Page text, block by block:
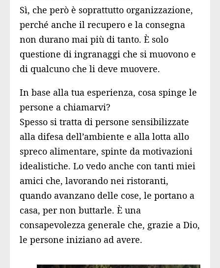
Sì, che però è soprattutto organizzazione,
perché anche il recupero e la consegna
non durano mai più di tanto. È solo
questione di ingranaggi che si muovono e
di qualcuno che li deve muovere.
In base alla tua esperienza, cosa spinge le
persone a chiamarvi?
Spesso si tratta di persone sensibilizzate
alla difesa dell’ambiente e alla lotta allo
spreco alimentare, spinte da motivazioni
idealistiche. Lo vedo anche con tanti miei
amici che, lavorando nei ristoranti,
quando avanzano delle cose, le portano a
casa, per non buttarle. È una
consapevolezza generale che, grazie a Dio,
le persone iniziano ad avere.